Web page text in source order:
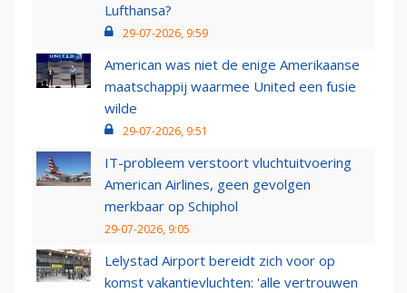
Lufthansa?
29-07-2026, 9:59
American was niet de enige Amerikaanse
maatschappij waarmee United een fusie
wilde
29-07-2026, 9:51
IT-probleem verstoort vluchtuitvoering
American Airlines, geen gevolgen
merkbaar op Schiphol
29-07-2026, 9:05
Lelystad Airport bereidt zich voor op
komst vakantievluchten: 'alle vertrouwen